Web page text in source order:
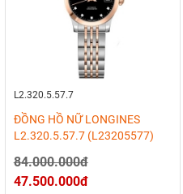
L2.320.5.57.7
ĐỒNG HỒ NỮ LONGINES
L2.320.5.57.7 (L23205577)
84.000.000đ
47.500.000đ